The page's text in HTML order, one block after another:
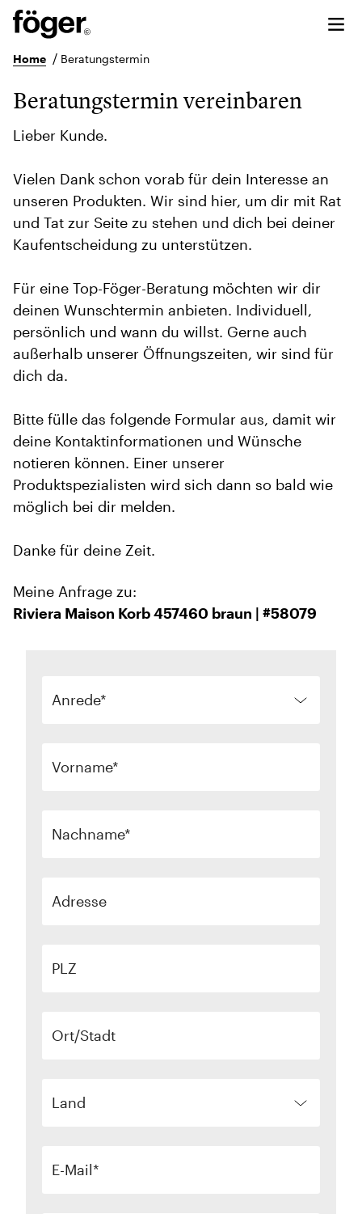
Home / Beratungstermin
Beratungstermin vereinbaren
Lieber Kunde.
Vielen Dank schon vorab für dein Interesse an
unseren Produkten. Wir sind hier, um dir mit Rat
und Tat zur Seite zu stehen und dich bei deiner
Kaufentscheidung zu unterstützen.
Für eine Top-Föger-Beratung möchten wir dir
deinen Wunschtermin anbieten. Individuell,
persönlich und wann du willst. Gerne auch
außerhalb unserer Öffnungszeiten, wir sind für
dich da.
Bitte fülle das folgende Formular aus, damit wir
deine Kontaktinformationen und Wünsche
notieren können. Einer unserer
Produktspezialisten wird sich dann so bald wie
möglich bei dir melden.
Danke für deine Zeit.
Meine Anfrage zu:
Riviera Maison Korb 457460 braun | #58079
Anrede
Vorname
Nachname
Adresse
PLZ
Ort/Stadt
Land
E-Mail